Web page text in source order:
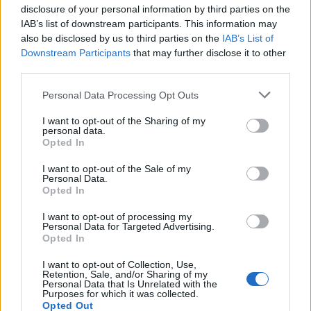
disclosure of your personal information by third parties on the
IAB’s list of downstream participants. This information may
also be disclosed by us to third parties on the IAB’s List of
Downstream Participants that may further disclose it to other
Personal Data Processing Opt Outs
I want to opt-out of the Sharing of my
personal data.
Opted In
I want to opt-out of the Sale of my
Personal Data.
Opted In
I want to opt-out of processing my
Personal Data for Targeted Advertising.
Opted In
I want to opt-out of Collection, Use,
Retention, Sale, and/or Sharing of my
Personal Data that Is Unrelated with the
Purposes for which it was collected.
Opted Out
obravnavo lažnih sporočil, poslanih v njihovem
imenu;
ob vsakem sumu zlorabe nemudoma obvestijo
Policijo, svojo banko ali hranilnico ter nacionalni
center SI-CERT.
Napadalci pogosto izrabljajo zaupanja vredne
blagovne znamke in dejanske regulatorne
spremembe (npr. spremembe pri SEPA
plačilnem prometu), da ustvarijo vtis
legitimnosti. Zato je ključno, da podjetja
proaktivno obveščajo uporabnike, kadar se
pojavljajo podobne teme, in tako zmanjšajo
možnost zlorab.